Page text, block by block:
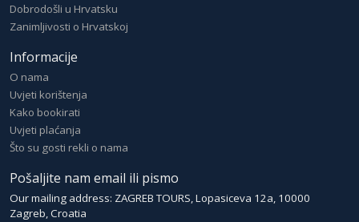
Dobrodošli u Hrvatsku
Zanimljivosti o Hrvatskoj
Informacije
O nama
Uvjeti korištenja
Kako bookirati
Uvjeti plaćanja
Što su gosti rekli o nama
Pošaljite nam email ili pismo
Our mailing address: ZAGREB TOURS, Lopasiceva 12a, 10000
Zagreb, Croatia